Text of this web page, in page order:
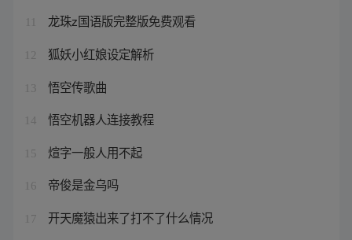
龙珠z国语版完整版免费观看
12 狐妖小红娘设定解析
13 悟空传歌曲
14 悟空机器人连接教程
15 煊字一般人用不起
16 帝俊是金乌吗
17 开天魔猿出来了打不了什么情况